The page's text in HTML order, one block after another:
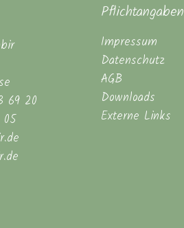
69 20
Pflichtangaben
Impressum
Datenschutz
AGB
Downloads
Externe Links